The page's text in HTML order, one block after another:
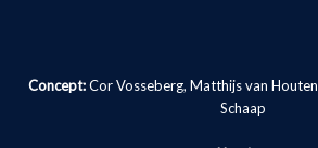
Concept:Cor Vosseberg, Matthijs van Houten
Schaap